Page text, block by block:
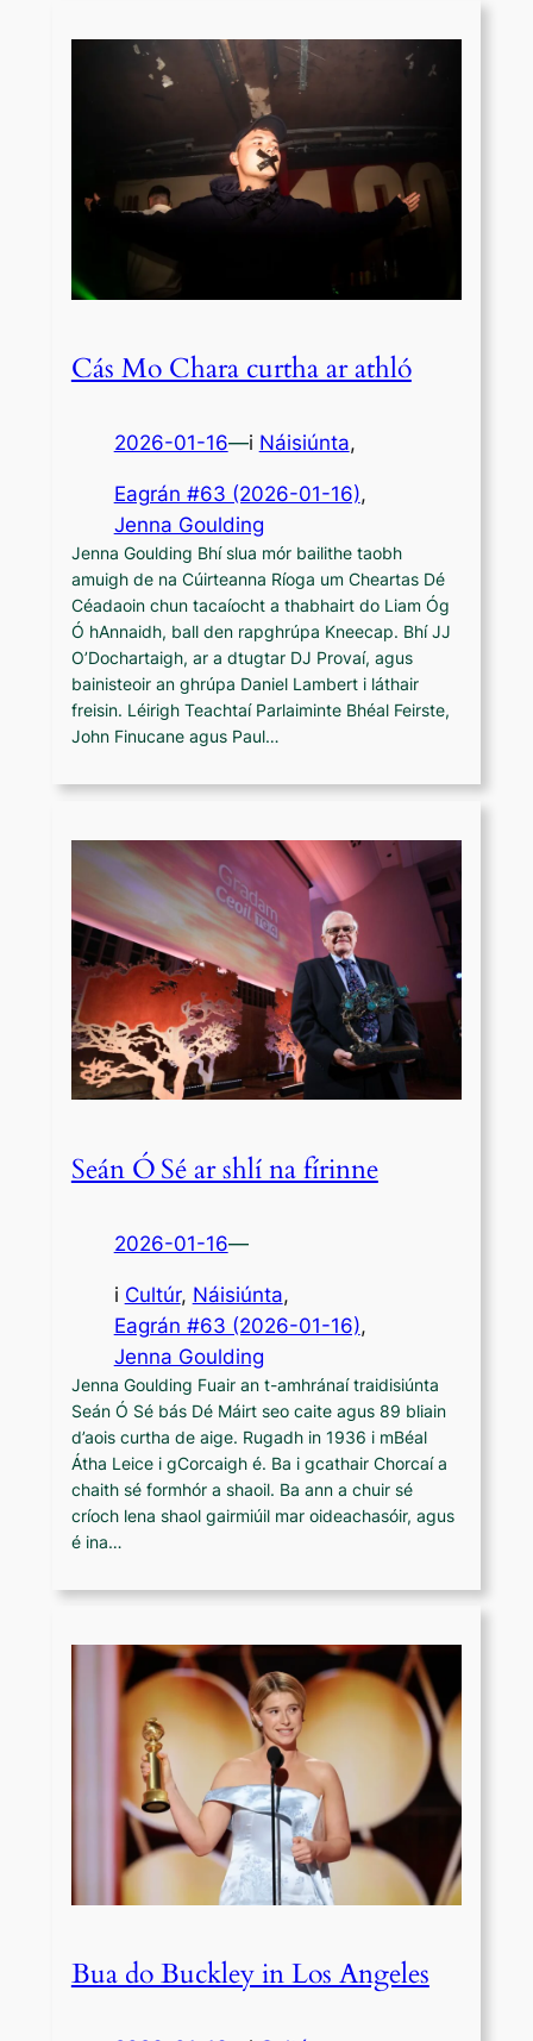
Cás Mo Chara curtha ar athló
2026-01-16—i Náisiúnta,
Eagrán #63 (2026-01-16)
Jenna Goulding
Jenna Goulding Bhí slua mór bailithe taobh
amuigh de na Cúirteanna Ríoga um Cheartas Dé
Céadaoin chun tacaíocht a thabhairt do Liam Óg
Ó hAnnaidh, ball den rapghrúpa Kneecap. Bhí JJ
O’Dochartaigh, ar a dtugtar DJ Provaí, agus
bainisteoir an ghrúpa Daniel Lambert i láthair
freisin. Léirigh Teachtaí Parlaiminte Bhéal Feirste,
John Finucane agus Paul…
Seán Ó Sé ar shlí na fírinne
2026-01-16—
i Cultúr, Náisiúnta,
Eagrán #63 (2026-01-16)
Jenna Goulding
Jenna Goulding Fuair an t-amhránaí traidisiúnta
Seán Ó Sé bás Dé Máirt seo caite agus 89 bliain
d’aois curtha de aige. Rugadh in 1936 i mBéal
Átha Leice i gCorcaigh é. Ba i gcathair Chorcaí a
chaith sé formhór a shaoil. Ba ann a chuir sé
críoch lena shaol gairmiúil mar oideachasóir, agus
é ina…
Bua do Buckley in Los Angeles